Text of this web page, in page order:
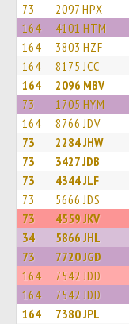
73 2097 HPX
164 4101 HTM
164 3803 HZF
164 8175 JCC
164 2096 MBV
73 1705 HYM
164 8766 JDV
73 2284 JHW
73 3427 JDB
73 4344 JLF
73 5666 JDS
73 4559 JKV
34 5866 JHL
73 7720 JGD
164 7542 JDD
164 7542 JDD
164 7380 JPL